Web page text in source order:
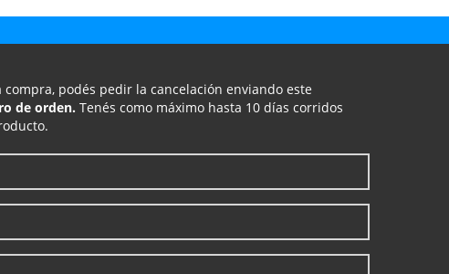
podés pedir la cancelación enviando este
de orden. Tenés como máximo hasta 10 días corridos